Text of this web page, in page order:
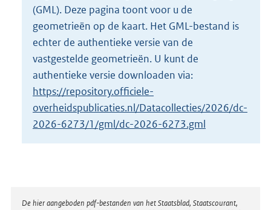
t
e
4
3
K
(GML). Deze pagina toont voor u de
geometrieën op de kaart. Het GML-bestand is
echter de authentieke versie van de
vastgestelde geometrieën. U kunt de
authentieke versie downloaden via:
https://repository.officiele-
overheidspublicaties.nl/Datacollecties/2026/dc-
2026-6273/1/gml/dc-2026-6273.gml
Disclaimer
De hier aangeboden pdf-bestanden van het Staatsblad, Staatscourant,